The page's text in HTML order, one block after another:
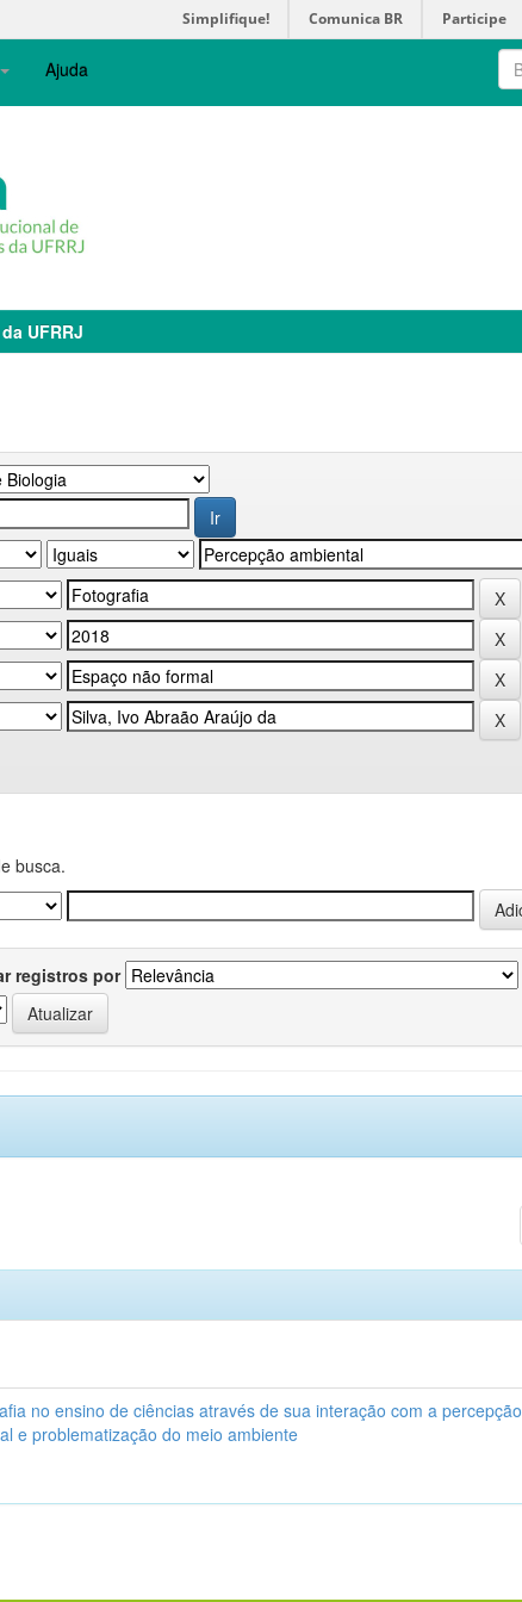
Simplifique! Comunica BR Participe
Ajuda
UFRRJ
busca.
registros por
no ensino de ciências através de sua interação com a percepção
e problematização do meio ambiente